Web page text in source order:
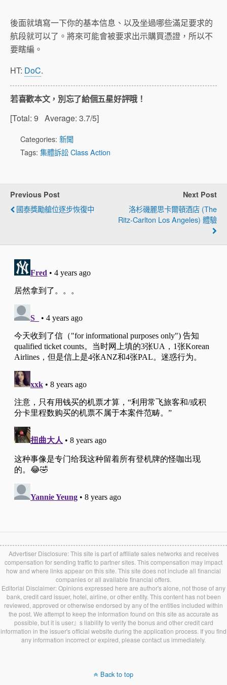
後面就填寫一下你的基本信息、以及坐過哪些滿足要求的
航段就可以了。將來可能會被要求出示購買憑證，所以不
要瞎編。
HT: DoC.
若喜歡本文，別忘了給個五星好評哦！
[Total: 9 Average: 3.7/5]
Categories: 新聞
Tags: 集體訴訟 Class Action
Previous Post
國泰獎勵艙位逐步恢復中
Next Post
洛杉磯麗思卡爾頓酒店 (The
Ritz-Carlton Los Angeles) 體驗
Advertiser Disclosure: This site is part of affiliate sales networks and receives
compensation for sending traffic to partner sites. This compensation may impact
how and where links appear on this site. This site does not include all financial
companies or all available financial offers.
Editorial Disclaimer: Opinions expressed here are author's alone, not those of any
bank, credit card issuer, hotel, airline, or other entity. This content has not been
reviewed, approved or otherwise endorsed by any of the entities included within
the post. We attempt to keep the information found on this site as accurate as
possible, but it is user』s liability to verify the bonus and other credit card
information in the issuer's official website during the application process. If you find
any information incorrect or expired, please contact us immediately.
Back to top